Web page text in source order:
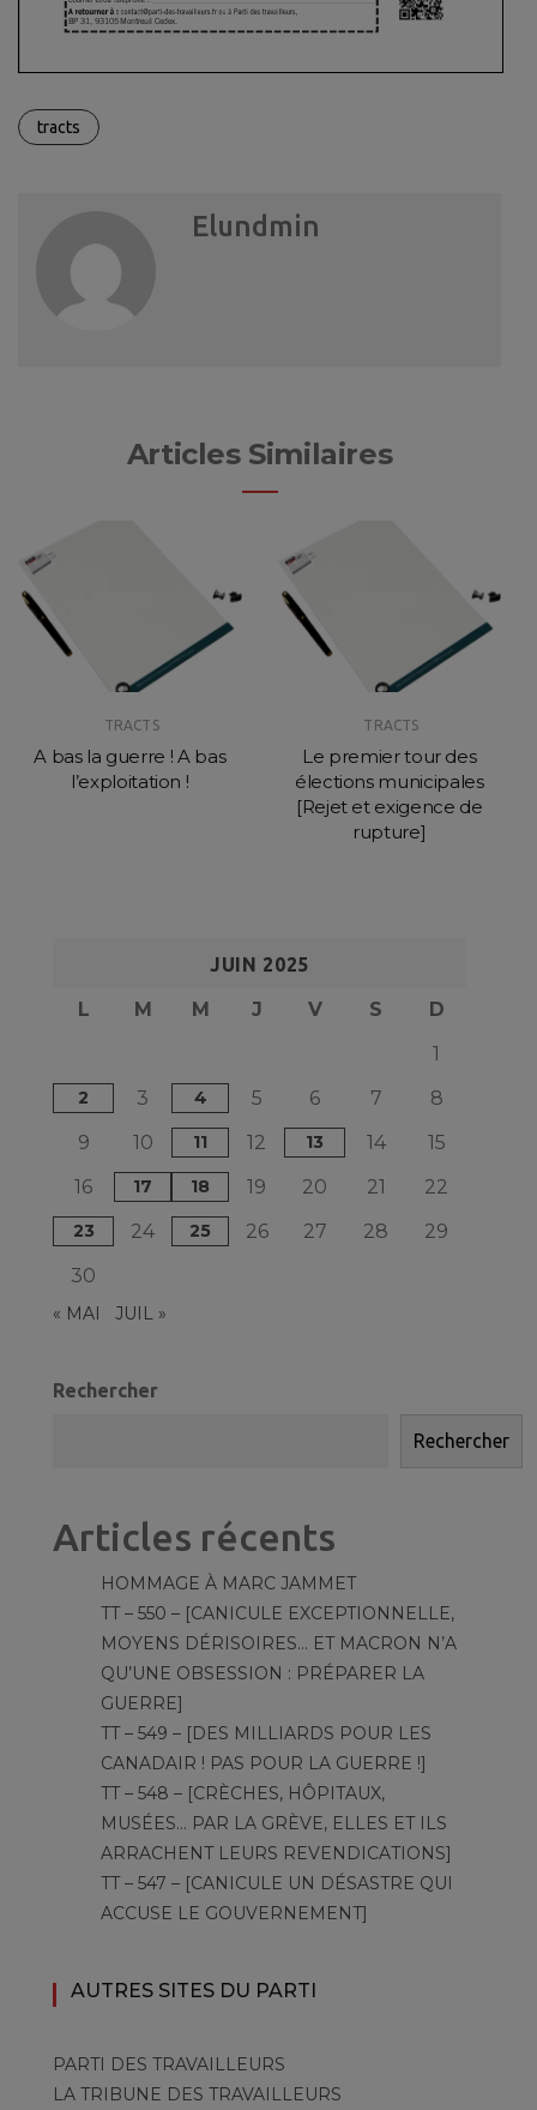
tracts
Elundmin
Articles Similaires
TRACTS
A bas la guerre ! A bas
l’exploitation !
TRACTS
Le premier tour des
élections municipales
[Rejet et exigence de
rupture]
JUIN 2025
L M M J V S
D
1
2 3 4 5 6 7
8
9
10 11 12 13 14
15
16
17 18 19 20 21 22
23 24 25 26 27 28
29
30
« MAI JUIL »
Rechercher
Rechercher
Articles récents
HOMMAGE À MARC JAMMET
TT – 550 – [CANICULE EXCEPTIONNELLE,
MOYENS DÉRISOIRES… ET MACRON N’A
QU’UNE OBSESSION : PRÉPARER LA
GUERRE]
TT – 549 – [DES MILLIARDS POUR LES
CANADAIR ! PAS POUR LA GUERRE !]
TT – 548 – [CRÈCHES, HÔPITAUX,
MUSÉES… PAR LA GRÈVE, ELLES ET ILS
ARRACHENT LEURS REVENDICATIONS]
TT – 547 – [CANICULE UN DÉSASTRE QUI
ACCUSE LE GOUVERNEMENT]
AUTRES SITES DU PARTI
PARTI DES TRAVAILLEURS
LA TRIBUNE DES TRAVAILLEURS